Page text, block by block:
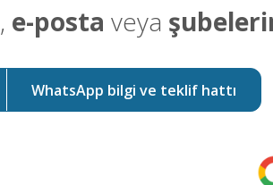
, e-posta veya
WhatsApp bilgi ve teklif hattı